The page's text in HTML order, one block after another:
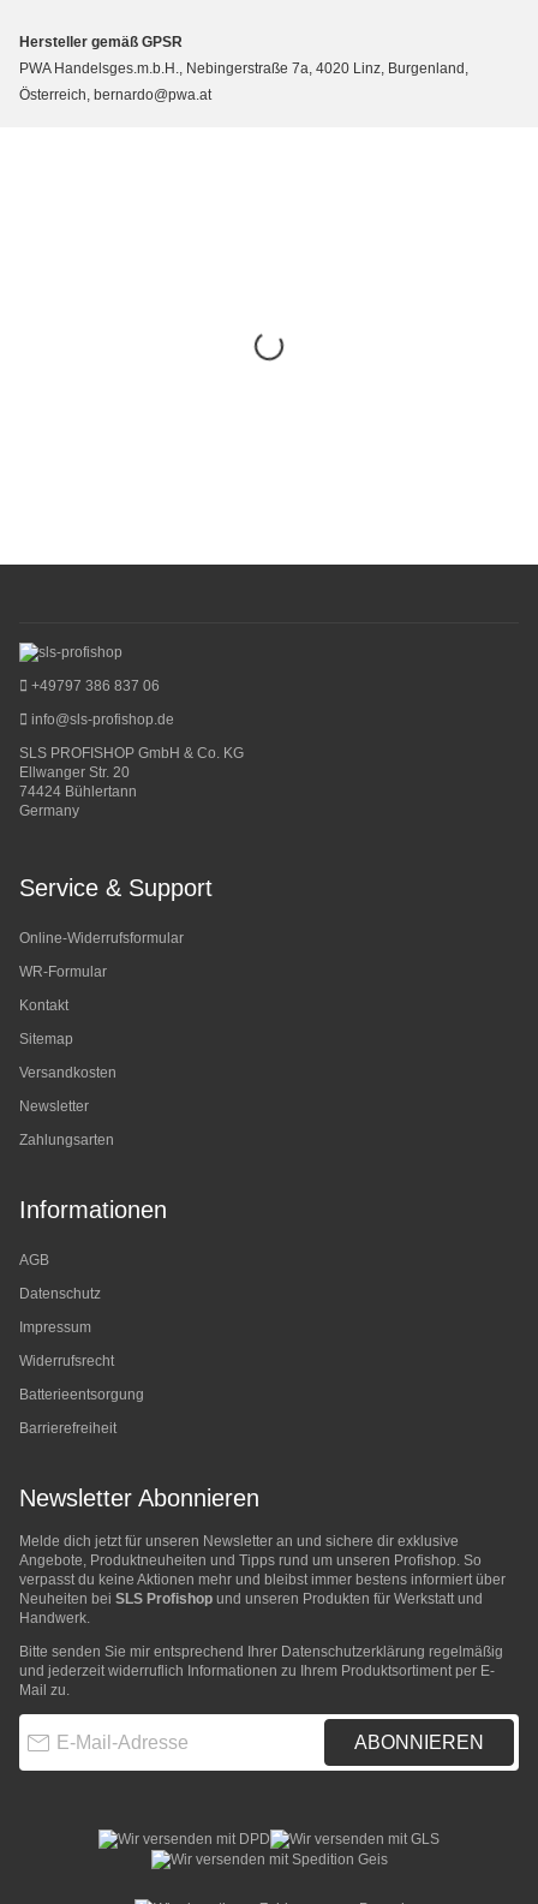
Hersteller gemäß GPSR
PWA Handelsges.m.b.H., Nebingerstraße 7a, 4020 Linz, Burgenland,
Österreich, bernardo@pwa.at
+49797 386 837 06
info@sls-profishop.de
SLS PROFISHOP GmbH & Co. KG
Ellwanger Str. 20
74424 Bühlertann
Germany
Service & Support
Online-Widerrufsformular
WR-Formular
Kontakt
Sitemap
Versandkosten
Newsletter
Zahlungsarten
Informationen
AGB
Datenschutz
Impressum
Widerrufsrecht
Batterieentsorgung
Barrierefreiheit
Newsletter Abonnieren
Melde dich jetzt für unseren Newsletter an und sichere dir exklusive
Angebote, Produktneuheiten und Tipps rund um unseren Profishop. So
verpasst du keine Aktionen mehr und bleibst immer bestens informiert über
Neuheiten bei SLS Profishop und unseren Produkten für Werkstatt und
Handwerk.
Bitte senden Sie mir entsprechend Ihrer Datenschutzerklärung regelmäßig
und jederzeit widerruflich Informationen zu Ihrem Produktsortiment per E-
Mail zu.
ABONNIEREN